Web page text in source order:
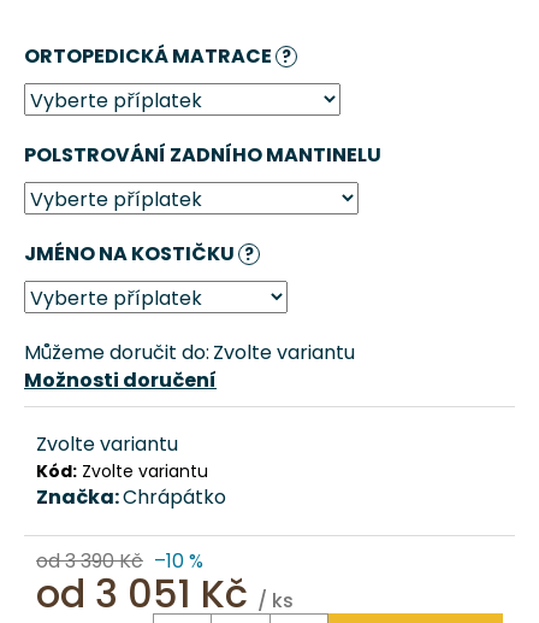
ORTOPEDICKÁ MATRACE ?
POLSTROVÁNÍ ZADNÍHO MANTINELU
JMÉNO NA KOSTIČKU ?
Můžeme doručit do: Zvolte variantu
Možnosti doručení
Zvolte variantu
Kód: Zvolte variantu
Značka:Chrápátko
od 3 390 Kč –10 %
od 3 051 Kč / ks
j
e
m
e
AUTOSEDAČKA
PSA
SI
CHRUPKU
PINK
CHRÁPÁTKO®
3
051
Kč
Původně:
390
Kč